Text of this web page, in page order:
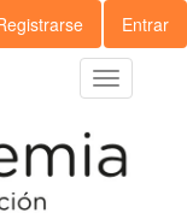
Entrar
Toggle
navigation